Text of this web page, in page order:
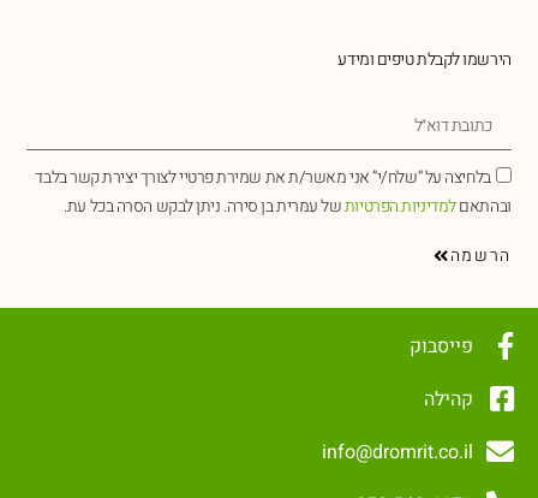
הירשמו לקבלת טיפים ומידע
בלחיצה על “שלח/י” אני מאשר/ת את שמירת פרטיי לצורך יצירת קשר בלבד
ובהתאםלמדיניות הפרטיותשל עמרית בן סירה. ניתן לבקש הסרה בכל עת.
הרשמה
פייסבוק
קהילה
info@dromrit.co.il